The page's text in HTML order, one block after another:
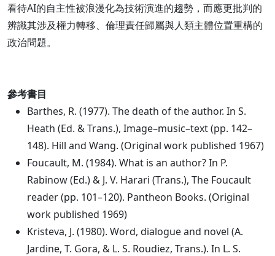
看待AI的自主性被浪漫化為技術演進的趨勢，而應更批判的
辨識其涉及權力轉移、倫理責任歸屬與人類主體位置重構的
政治問題。
參考書目
Barthes, R. (1977). The death of the author. In S.
Heath (Ed. & Trans.), Image–music–text (pp. 142–
148). Hill and Wang. (Original work published 1967)
Foucault, M. (1984). What is an author? In P.
Rabinow (Ed.) & J. V. Harari (Trans.), The Foucault
reader (pp. 101–120). Pantheon Books. (Original
work published 1969)
Kristeva, J. (1980). Word, dialogue and novel (A.
Jardine, T. Gora, & L. S. Roudiez, Trans.). In L. S.